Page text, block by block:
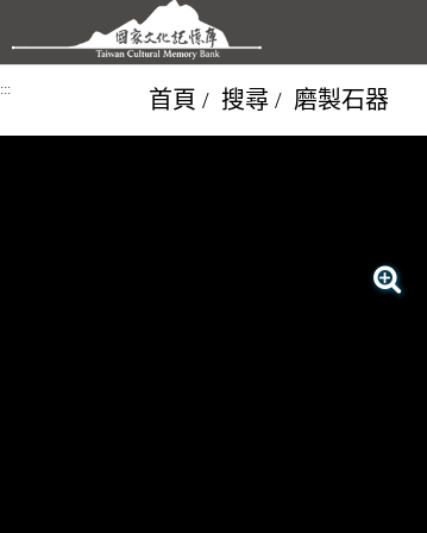
跳到主要內容區塊
::: 首頁 搜尋 磨製石器